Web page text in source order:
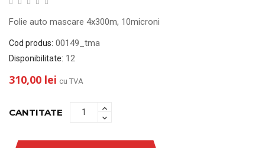
Folie auto mascare 4x300m, 10microni
Cod produs: 00149_tma
Disponibilitate: 12
310,00 lei cu TVA
CANTITATE